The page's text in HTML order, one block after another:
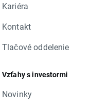
Kariéra
Kontakt
Tlačové oddelenie
Vzťahy s investormi
Novinky